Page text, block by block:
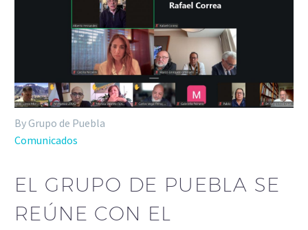
By Grupo de Puebla
Comunicados
EL GRUPO DE PUEBLA SE
REÚNE CON EL